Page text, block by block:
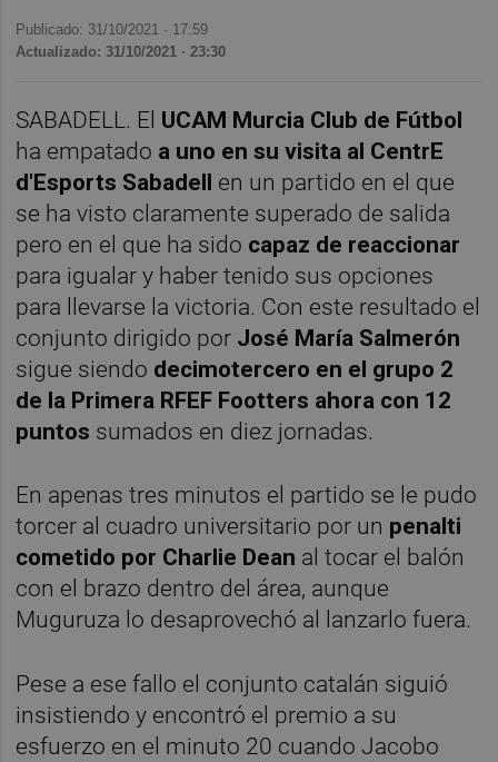
Publicado: 31/10/2021 · 17:59
Actualizado: 31/10/2021 · 23:30
SABADELL. El UCAM Murcia Club de Fútbol
ha empatado a uno en su visita al CentrE
d'Esports Sabadell en un partido en el que
se ha visto claramente superado de salida
pero en el que ha sido capaz de reaccionar
para igualar y haber tenido sus opciones
para llevarse la victoria. Con este resultado el
conjunto dirigido por José María Salmerón
sigue siendo decimotercero en el grupo 2
de la Primera RFEF Footters ahora con 12
puntos sumados en diez jornadas.
En apenas tres minutos el partido se le pudo
torcer al cuadro universitario por un penalti
cometido por Charlie Dean al tocar el balón
con el brazo dentro del área, aunque
Muguruza lo desaprovechó al lanzarlo fuera.
Pese a ese fallo el conjunto catalán siguió
insistiendo y encontró el premio a su
esfuerzo en el minuto 20 cuando Jacobo